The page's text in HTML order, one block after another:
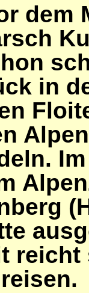
dem
in